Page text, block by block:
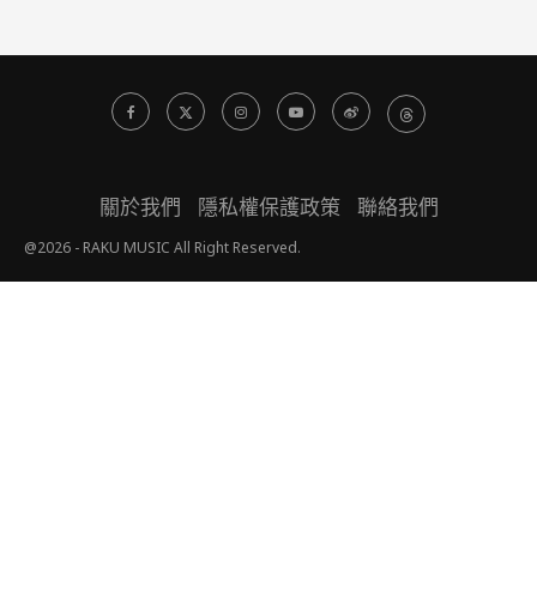
關於我們 隱私權保護政策 聯絡我們
@2026 - RAKU MUSIC All Right Reserved.